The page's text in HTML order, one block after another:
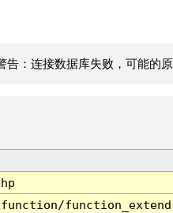
告：连接数据库失败，可能的